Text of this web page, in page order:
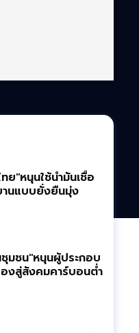
ย"หนุนใช้น้ำมันเชื้อ
านแบบยั่งยืนมุ่ง
มชน"หนุนผู้ประกอบ
งสู่สังคมคาร์บอนต่ำ